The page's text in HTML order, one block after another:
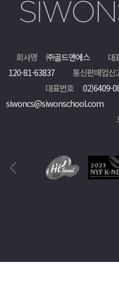
회사명 ㈜골드앤에스
대
120-81-63837
통신판매업신
대표번호
02)6409-
siwoncs@siwonschool.com